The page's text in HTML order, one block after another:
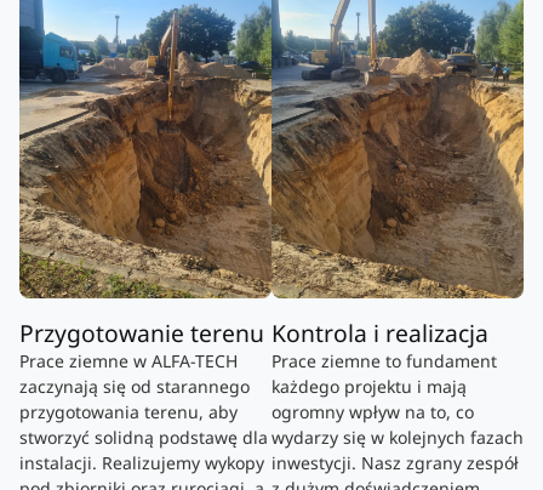
Przygotowanie terenu
Prace ziemne w ALFA-TECH
zaczynają się od starannego
przygotowania terenu, aby
stworzyć solidną podstawę dla
instalacji. Realizujemy wykopy
Kontrola i realizacja
Prace ziemne to fundament
każdego projektu i mają
ogromny wpływ na to, co
wydarzy się w kolejnych fazach
inwestycji. Nasz zgrany zespół